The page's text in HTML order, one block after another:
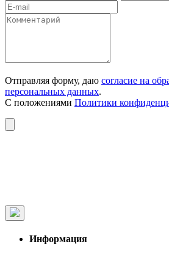
Отправляя форму, даю согласие на
персональных данных.
С положениями Политики
Информация